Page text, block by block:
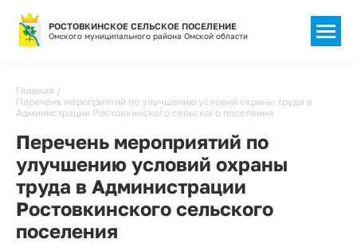
РОСТОВКИНСКОЕ СЕЛЬСКОЕ ПОСЕЛЕНИЕ
Омского муниципального района Омской области
Строка
навигации
Главная
Перечень мероприятий по улучшению условий охраны труда в
Администрации Ростовкинского сельского поселения
Перечень мероприятий по
улучшению условий охраны
труда в Администрации
Ростовкинского сельского
поселения